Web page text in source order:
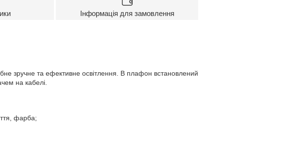
Інформація для замовлення
зручне та ефективне освітлення. В плафон встановлений
на кабелі.
фарба;